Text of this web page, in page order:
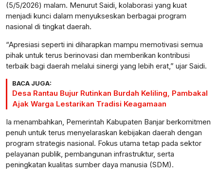
(5/5/2026) malam. Menurut Saidi, kolaborasi yang kuat
menjadi kunci dalam menyukseskan berbagai program
nasional di tingkat daerah.
“Apresiasi seperti ini diharapkan mampu memotivasi semua
pihak untuk terus berinovasi dan memberikan kontribusi
terbaik bagi daerah melalui sinergi yang lebih erat,” ujar Saidi.
BACA JUGA:
Desa Rantau Bujur Rutinkan Burdah Keliling, Pambakal
Ajak Warga Lestarikan Tradisi Keagamaan
Ia menambahkan, Pemerintah Kabupaten Banjar berkomitmen
penuh untuk terus menyelaraskan kebijakan daerah dengan
program strategis nasional. Fokus utama tetap pada sektor
pelayanan publik, pembangunan infrastruktur, serta
peningkatan kualitas sumber daya manusia (SDM).